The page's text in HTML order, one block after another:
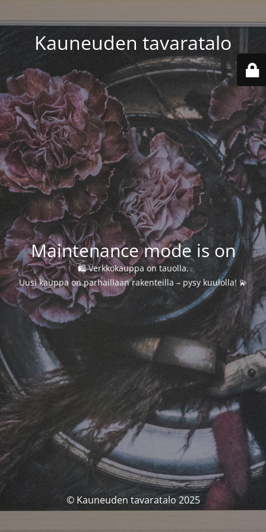
Kauneuden tavaratalo
Maintenance mode is on
🛍️ Verkkokauppa on tauolla.
Uusi kauppa on parhaillaan rakenteilla – pysy kuulolla! 💫
© Kauneuden tavaratalo 2025